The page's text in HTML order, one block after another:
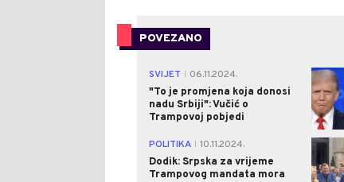
POVEZANO
SVIJET
06.11.2024.
"To je promjena koja donosi
nadu Srbiji": Vučić o
Trampovoj pobjedi
POLITIKA
10.11.2024.
Dodik: Srpska za vrijeme
Trampovog mandata mora